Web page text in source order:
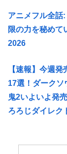
アニメフル全話
限の力を秘め
2026
【速報】今週
17選！ダークソ
鬼2いよいよ発
ろろじダイレク